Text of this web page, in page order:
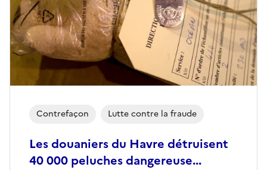
Contrefaçon Lutte contre la fraude
Les douaniers du Havre détruisent
40 000 peluches dangereuse...